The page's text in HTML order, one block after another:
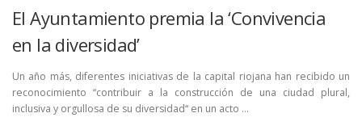
RECURSOS PUNTO DE ACOGIDA
El Ayuntamiento premia la ‘Convivencia
en la diversidad’
Un año más, diferentes iniciativas de la capital riojana han recibido un
reconocimiento ‘‘contribuir a la construcción de una ciudad plural,
inclusiva y orgullosa de su diversidad‘‘ en un acto …